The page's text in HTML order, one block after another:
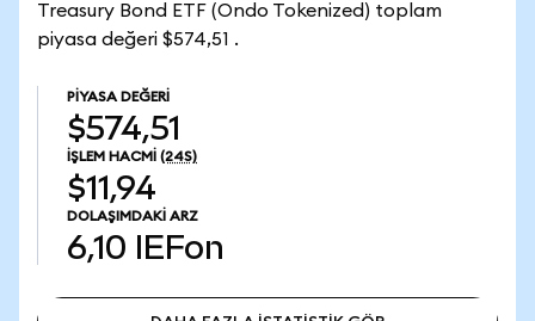
Treasury Bond ETF (Ondo Tokenized) toplam
piyasa değeri $574,51 .
PIYASA DEĞERI
$574,51
İŞLEM HACMI (24S)
$11,94
DOLAŞIMDAKI ARZ
6,10 IEFon